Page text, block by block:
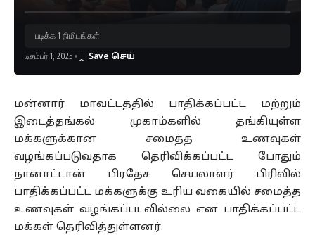
டிசம்பர் 1, 2025
படிக்க 1 நிமிடங்கள்
மன்னார் மாவட்டத்தில் பாதிக்கப்பட்ட மற்றும்
இடைத்தங்கல் முகாம்களில் தங்கியுள்ள
மக்களுக்கான சமைத்த உணவுகள்
வழங்கப்படுவதாக தெரிவிக்கப்பட்ட போதும்
நானாட்டான் பிரதேச செயலாளர் பிரிவில்
பாதிக்கப்பட்ட மக்களுக்கு உரிய வகையில் சமைத்த
உணவுகள் வழங்கப்படவில்லை என பாதிக்கப்பட்ட
மக்கள் தெரிவித்துள்ளனர்.